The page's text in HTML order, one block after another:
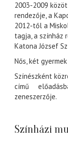
2003-2009
rendezője, a
2012-től a
tagja, a színház
Katona József
Nős, két
Színészként
című
zeneszerzője.
Színházi